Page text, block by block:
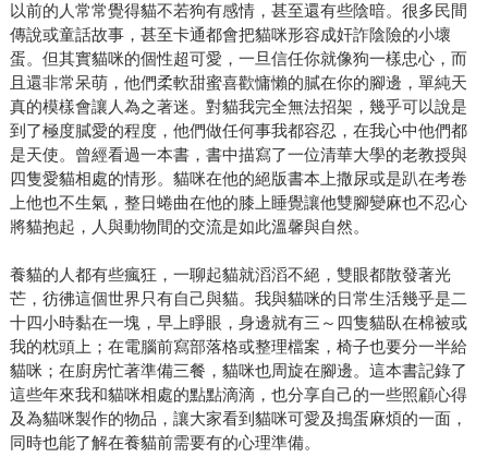
以前的人常常覺得貓不若狗有感情，甚至還有些陰暗。很多民間
傳說或童話故事，甚至卡通都會把貓咪形容成奸詐陰險的小壞
蛋。但其實貓咪的個性超可愛，一旦信任你就像狗一樣忠心，而
且還非常呆萌，他們柔軟甜蜜喜歡慵懶的膩在你的腳邊，單純天
真的模樣會讓人為之著迷。對貓我完全無法招架，幾乎可以說是
到了極度膩愛的程度，他們做任何事我都容忍，在我心中他們都
是天使。曾經看過一本書，書中描寫了一位清華大學的老教授與
四隻愛貓相處的情形。貓咪在他的絕版書本上撒尿或是趴在考卷
上他也不生氣，整日蜷曲在他的膝上睡覺讓他雙腳變麻也不忍心
將貓抱起，人與動物間的交流是如此溫馨與自然。
養貓的人都有些瘋狂，一聊起貓就滔滔不絕，雙眼都散發著光
芒，彷彿這個世界只有自己與貓。我與貓咪的日常生活幾乎是二
十四小時黏在一塊，早上睜眼，身邊就有三～四隻貓臥在棉被或
我的枕頭上；在電腦前寫部落格或整理檔案，椅子也要分一半給
貓咪；在廚房忙著準備三餐，貓咪也周旋在腳邊。這本書記錄了
這些年來我和貓咪相處的點點滴滴，也分享自己的一些照顧心得
及為貓咪製作的物品，讓大家看到貓咪可愛及搗蛋麻煩的一面，
同時也能了解在養貓前需要有的心理準備。